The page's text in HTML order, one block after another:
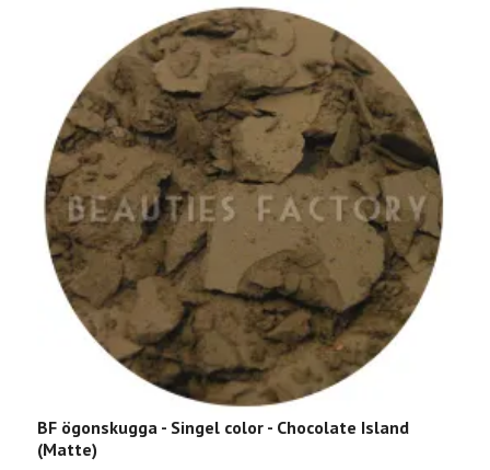
BF ögonskugga - Singel color - Chocolate Island
(Matte)